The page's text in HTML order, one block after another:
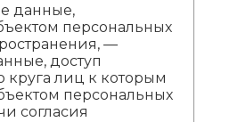
данные,
персональных
—
доступ
круга лиц к которым
персональных
согласия